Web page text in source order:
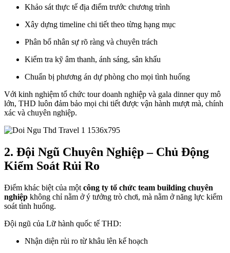
Khảo sát thực tế địa điểm trước chương trình
Xây dựng timeline chi tiết theo từng hạng mục
Phân bổ nhân sự rõ ràng và chuyên trách
Kiểm tra kỹ âm thanh, ánh sáng, sân khấu
Chuẩn bị phương án dự phòng cho mọi tình huống
Với kinh nghiệm tổ chức tour doanh nghiệp và gala dinner quy mô
lớn, THD luôn đảm bảo mọi chi tiết được vận hành mượt mà, chính
xác và chuyên nghiệp.
2. Đội Ngũ Chuyên Nghiệp – Chủ Động
Kiểm Soát Rủi Ro
Điểm khác biệt của một công ty tổ chức team building chuyên
nghiệp không chỉ nằm ở ý tưởng trò chơi, mà nằm ở năng lực kiểm
soát tình huống.
Đội ngũ của Lữ hành quốc tế THD:
Nhận diện rủi ro từ khâu lên kế hoạch